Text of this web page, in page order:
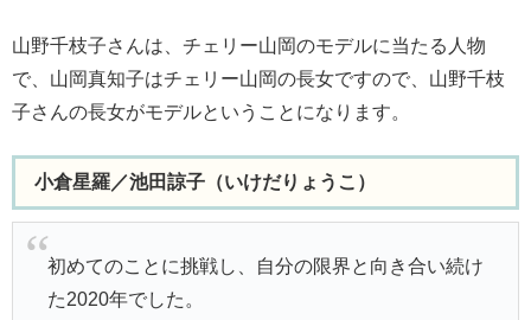
山野千枝子さんは、チェリー山岡のモデルに当たる人物
で、山岡真知子はチェリー山岡の長女ですので、山野千枝
子さんの長女がモデルということになります。
小倉星羅／池田諒子（いけだりょうこ）
初めてのことに挑戦し、自分の限界と向き合い続け
た2020年でした。